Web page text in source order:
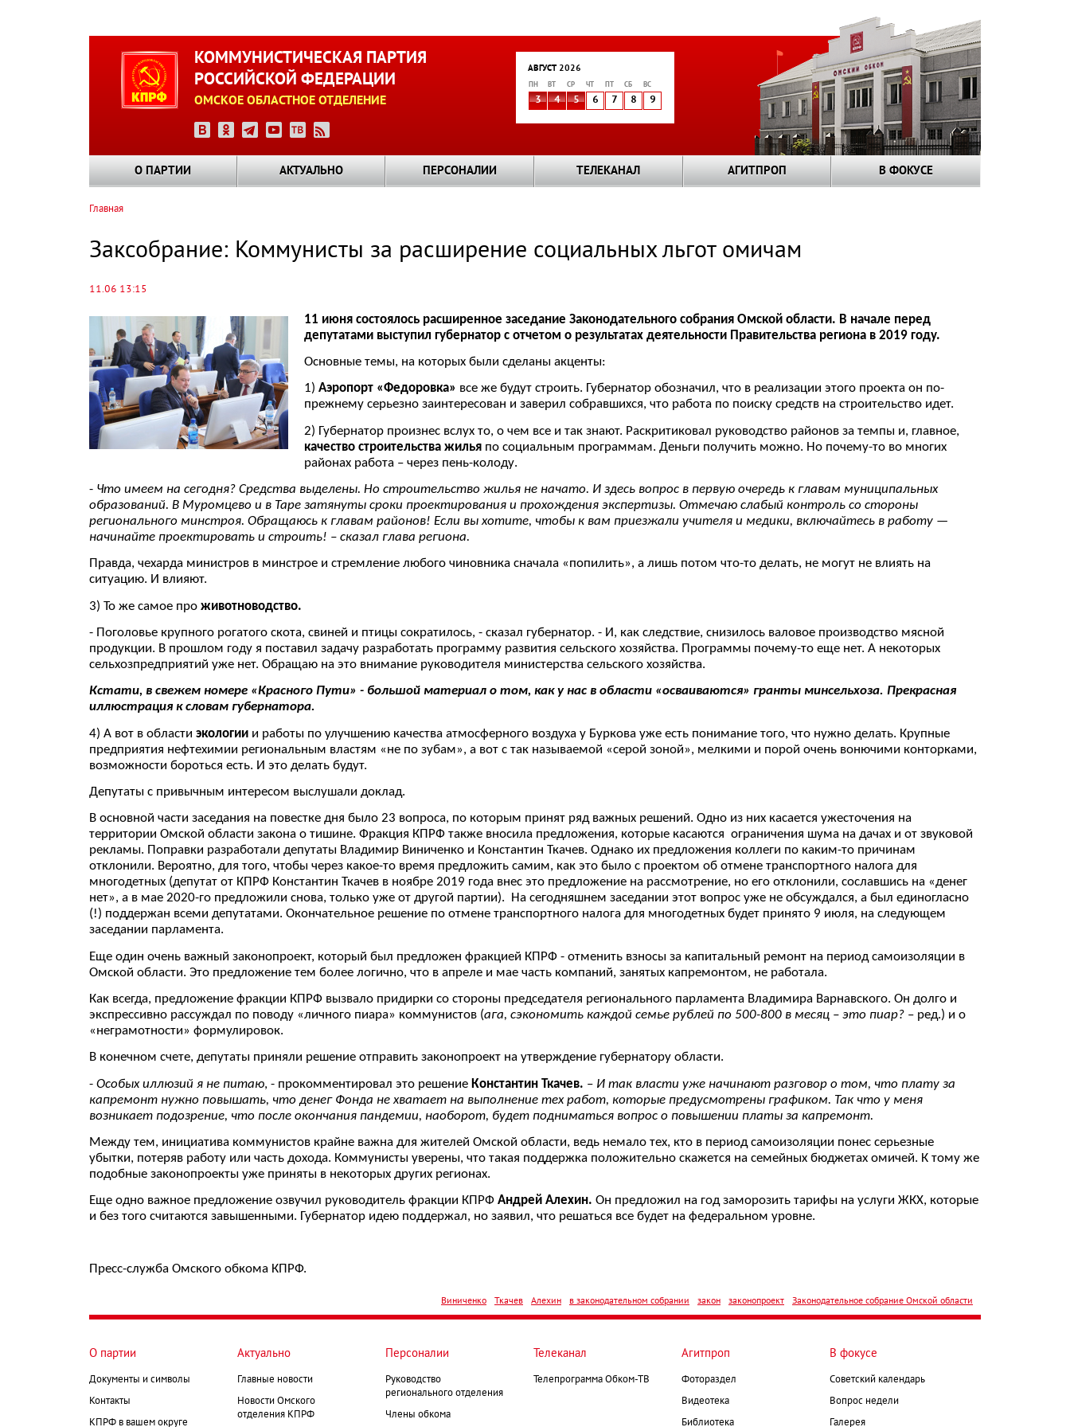
КОММУНИСТИЧЕСКАЯ ПАРТИЯ
РОССИЙСКОЙ ФЕДЕРАЦИИ
ОМСКОЕ ОБЛАСТНОЕ ОТДЕЛЕНИЕ
АВГУСТ 2026
ПН ВТ СР ЧТ СБ ВС
3 4 5 6 7 8 9
О ПАРТИИ АКТУАЛЬНО ПЕРСОНАЛИИ ТЕЛЕКАНАЛ АГИТПРОП В ФОКУСЕ
навигации
Главная
Заксобрание: Коммунисты за расширение социальных льгот омичам
11.06 13:15
11 июня состоялось расширенное заседание Законодательного собрания Омской области. В начале перед
депутатами выступил губернатор с отчетом о результатах деятельности Правительства региона в 2019 году.
Основные темы, на которых были сделаны акценты:
1) Аэропорт «Федоровка» все же будут строить. Губернатор обозначил, что в реализации этого проекта он по-
прежнему серьезно заинтересован и заверил собравшихся, что работа по поиску средств на строительство идет.
2) Губернатор произнес вслух то, о чем все и так знают. Раскритиковал руководство районов за темпы и, главное,
качество строительства жилья по социальным программам. Деньги получить можно. Но почему-то во многих
районах работа – через пень-колоду.
- Что имеем на сегодня? Средства выделены. Но строительство жилья не начато. И здесь вопрос в первую очередь к главам муниципальных
образований. В Муромцево и в Таре затянуты сроки проектирования и прохождения экспертизы. Отмечаю слабый контроль со стороны
регионального минстроя. Обращаюсь к главам районов! Если вы хотите, чтобы к вам приезжали учителя и медики, включайтесь в работу —
начинайте проектировать и строить! – сказал глава региона.
Правда, чехарда министров в минстрое и стремление любого чиновника сначала «попилить», а лишь потом что-то делать, не могут не влиять на
ситуацию. И влияют.
3) То же самое про животноводство.
- Поголовье крупного рогатого скота, свиней и птицы сократилось, - сказал губернатор. - И, как следствие, снизилось валовое производство мясной
продукции. В прошлом году я поставил задачу разработать программу развития сельского хозяйства. Программы почему-то еще нет. А некоторых
сельхозпредприятий уже нет. Обращаю на это внимание руководителя министерства сельского хозяйства.
Кстати, в свежем номере «Красного Пути» - большой материал о том, как у нас в области «осваиваются» гранты минсельхоза. Прекрасная
иллюстрация к словам губернатора.
4) А вот в области экологии и работы по улучшению качества атмосферного воздуха у Буркова уже есть понимание того, что нужно делать. Крупные
предприятия нефтехимии региональным властям «не по зубам», а вот с так называемой «серой зоной», мелкими и порой очень вонючими конторками,
возможности бороться есть. И это делать будут.
Депутаты с привычным интересом выслушали доклад.
В основной части заседания на повестке дня было 23 вопроса, по которым принят ряд важных решений. Одно из них касается ужесточения на
территории Омской области закона о тишине. Фракция КПРФ также вносила предложения, которые касаются ограничения шума на дачах и от звуковой
рекламы. Поправки разработали депутаты Владимир Виниченко и Константин Ткачев. Однако их предложения коллеги по каким-то причинам
отклонили. Вероятно, для того, чтобы через какое-то время предложить самим, как это было с проектом об отмене транспортного налога для
многодетных (депутат от КПРФ Константин Ткачев в ноябре 2019 года внес это предложение на рассмотрение, но его отклонили, сославшись на «денег
нет», а в мае 2020-го предложили снова, только уже от другой партии). На сегодняшнем заседании этот вопрос уже не обсуждался, а был единогласно
(!) поддержан всеми депутатами. Окончательное решение по отмене транспортного налога для многодетных будет принято 9 июля, на следующем
заседании парламента.
Еще один очень важный законопроект, который был предложен фракцией КПРФ - отменить взносы за капитальный ремонт на период самоизоляции в
Омской области. Это предложение тем более логично, что в апреле и мае часть компаний, занятых капремонтом, не работала.
Как всегда, предложение фракции КПРФ вызвало придирки со стороны председателя регионального парламента Владимира Варнавского. Он долго и
экспрессивно рассуждал по поводу «личного пиара» коммунистов (ага, сэкономить каждой семье рублей по 500-800 в месяц – это пиар? – ред.) и о
«неграмотности» формулировок.
В конечном счете, депутаты приняли решение отправить законопроект на утверждение губернатору области.
- Особых иллюзий я не питаю, - прокомментировал это решение Константин Ткачев. – И так власти уже начинают разговор о том, что плату за
капремонт нужно повышать, что денег Фонда не хватает на выполнение тех работ, которые предусмотрены графиком. Так что у меня
возникает подозрение, что после окончания пандемии, наоборот, будет подниматься вопрос о повышении платы за капремонт.
Между тем, инициатива коммунистов крайне важна для жителей Омской области, ведь немало тех, кто в период самоизоляции понес серьезные
убытки, потеряв работу или часть дохода. Коммунисты уверены, что такая поддержка положительно скажется на семейных бюджетах омичей. К тому же
подобные законопроекты уже приняты в некоторых других регионах.
Еще одно важное предложение озвучил руководитель фракции КПРФ Андрей Алехин. Он предложил на год заморозить тарифы на услуги ЖКХ, которые
и без того считаются завышенными. Губернатор идею поддержал, но заявил, что решаться все будет на федеральном уровне.
Пресс-служба Омского обкома КПРФ.
Законодательное собрание Омской области
законопроект
закон
в законодательном собрании
Алехин
Ткачев
Виниченко
О партии
Документы и символы
Контакты
КПРФ в вашем округе
Актуально
Главные новости
Новости Омского
отделения КПРФ
Персоналии
Руководство
регионального отделения
Члены обкома
Телеканал
Телепрограмма Обком-ТВ
Агитпроп
Фотораздел
Видеотека
Библиотека
В фокусе
Советский календарь
Вопрос недели
Галерея